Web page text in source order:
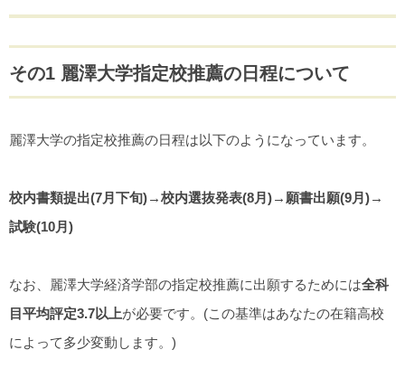
その1 麗澤大学指定校推薦の日程について
麗澤大学の指定校推薦の日程は以下のようになっています。
校内書類提出(7月下旬)→校内選抜発表(8月)→願書出願(9月)→
試験(10月)
なお、麗澤大学経済学部の指定校推薦に出願するためには全科
目平均評定3.7以上が必要です。(この基準はあなたの在籍高校
によって多少変動します。)